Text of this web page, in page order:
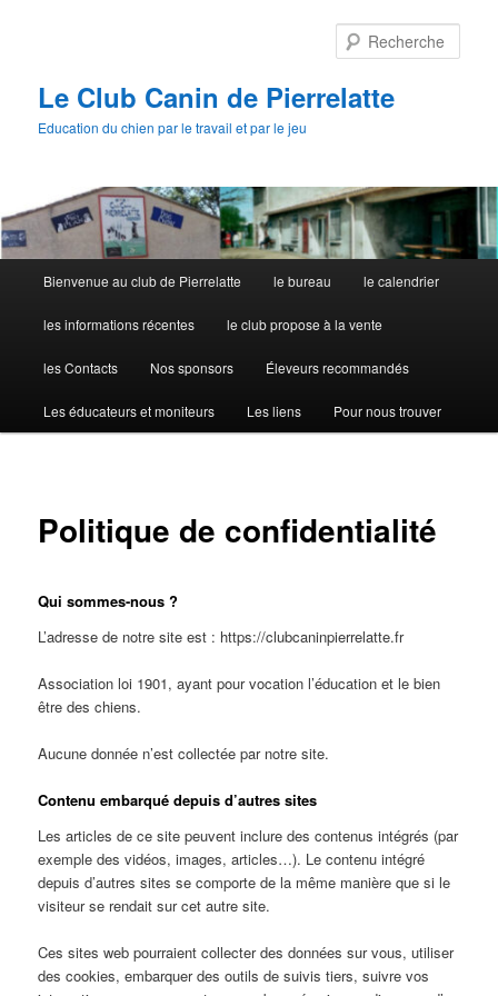
Le Club Canin de Pierrelatte
Education du chien par le travail et par le jeu
Bienvenue au club de Pierrelatte le bureau le calendrier
les informations récentes le club propose à la vente
les Contacts Nos sponsors Éleveurs recommandés
Les éducateurs et moniteurs Les liens Pour nous trouver
Politique de confidentialité
Qui sommes-nous ?
L’adresse de notre site est : https://clubcaninpierrelatte.fr
Association loi 1901, ayant pour vocation l’éducation et le bien
être des chiens.
Aucune donnée n’est collectée par notre site.
Contenu embarqué depuis d’autres sites
Les articles de ce site peuvent inclure des contenus intégrés (par
exemple des vidéos, images, articles…). Le contenu intégré
depuis d’autres sites se comporte de la même manière que si le
visiteur se rendait sur cet autre site.
Ces sites web pourraient collecter des données sur vous, utiliser
des cookies, embarquer des outils de suivis tiers, suivre vos